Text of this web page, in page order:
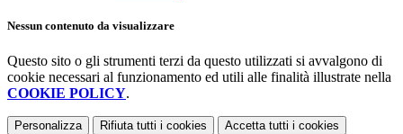
Nessun contenuto da visualizzare
Questo sito o gli strumenti terzi da questo utilizzati si avvalgono di
cookie necessari al funzionamento ed utili alle finalità illustrate nella
COOKIE POLICY.
Personalizza Rifiuta tutti i cookies Accetta tutti i cookies